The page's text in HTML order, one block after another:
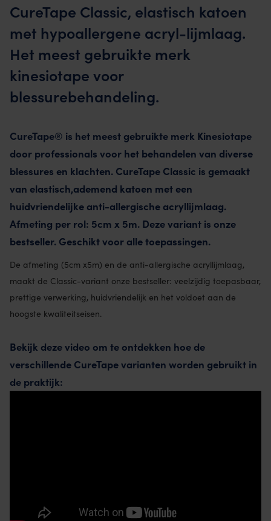
CureTape Classic, elastisch katoen
met hypoallergene acryl-lijmlaag.
Het meest gebruikte merk
kinesiotape voor
blessurebehandeling.
CureTape® is het meest gebruikte merk Kinesiotape
door professionals voor het behandelen van diverse
blessures en klachten. CureTape Classic is gemaakt
van elastisch,ademend katoen met een
huidvriendelijke anti-allergische acryllijmlaag.
Afmeting per rol: 5cm x 5m. Deze variant is onze
bestseller. Geschikt voor alle toepassingen.
De afmeting (5cm x5m) en de anti-allergische acryllijmlaag,
maakt de Classic-variant onze bestseller: veelzijdig toepasbaar,
prettige verwerking, huidvriendelijk en het voldoet aan de
hoogste kwaliteitseisen.
Bekijk deze video om te ontdekken hoe de
verschillende CureTape varianten worden gebruikt in
de praktijk: